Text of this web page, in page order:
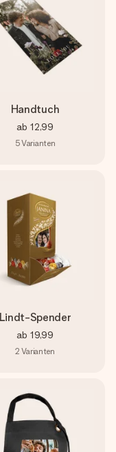
Handtuch
ab 12,99
5Varianten
Lindt-Spender
ab 19,99
2 Varianten